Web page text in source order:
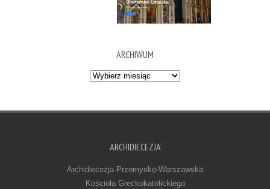
ARCHIWUM
Archiwum
ARCHIDIECEZJA
Archidiecezja Przemysko-Warszawska
Kościoła Greckokatolickiego